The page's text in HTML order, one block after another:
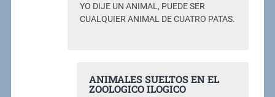
YO DIJE UN ANIMAL, PUEDE SER
CUALQUIER ANIMAL DE CUATRO PATAS.
ANIMALES SUELTOS EN EL
ZOOLOGICO ILOGICO